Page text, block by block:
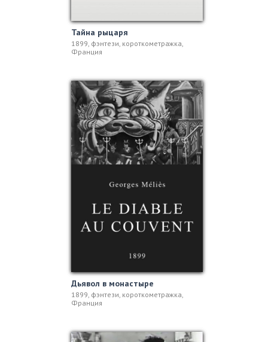
Тайна рыцаря
1899, фэнтези, короткометражка,
Франция
Дьявол в монастыре
1899, фэнтези, короткометражка,
Франция